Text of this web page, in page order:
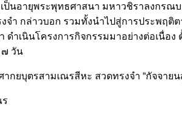
นอายุพระพุทธศาสนา มหาวชิราลงกร
จำ กล่าวบอก รวมทั้งนำไปสู่การประพ
ดำเนินโครงการกิจกรรมมาอย่างต่อเ
๗ วัน
กยบุตรสามเณรสีหะ สวดทรงจำ “กัจจา
ร